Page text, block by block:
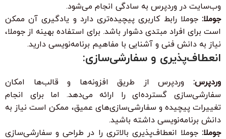
وب‌سایت در وردپرس به سادگی انجام می‌شود.
جوملا: جوملا رابط کاربری پیچیده‌تری دارد و یادگیری آن ممکن
است برای افراد مبتدی دشوار باشد. برای استفاده بهینه از جوملا،
نیاز به دانش فنی و آشنایی با مفاهیم برنامه‌نویسی دارید.
انعطاف‌پذیری و سفارشی‌سازی:
وردپرس: وردپرس از طریق افزونه‌ها و قالب‌ها امکان
سفارشی‌سازی گسترده‌ای را ارائه می‌دهد. اما برای انجام
تغییرات پیچیده و سفارشی‌سازی‌های عمیق، ممکن است نیاز به
دانش برنامه‌نویسی داشته باشید.
جوملا: جوملا انعطاف‌پذیری بالاتری را در طراحی و سفارشی‌سازی